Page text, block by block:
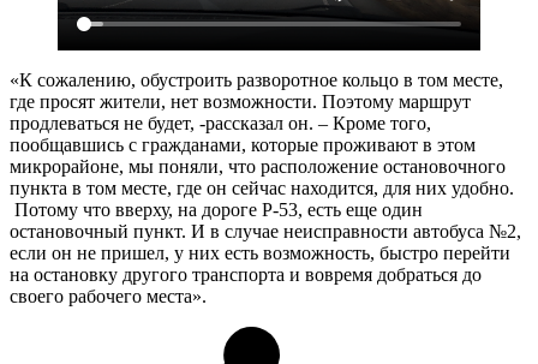
«К сожалению, обустроить разворотное кольцо в том месте,
где просят жители, нет возможности. Поэтому маршрут
продлеваться не будет, -рассказал он. – Кроме того,
пообщавшись с гражданами, которые проживают в этом
микрорайоне, мы поняли, что расположение остановочного
пункта в том месте, где он сейчас находится, для них удобно.
Потому что вверху, на дороге Р-53, есть еще один
остановочный пункт. И в случае неисправности автобуса №2,
если он не пришел, у них есть возможность, быстро перейти
на остановку другого транспорта и вовремя добраться до
своего рабочего места».